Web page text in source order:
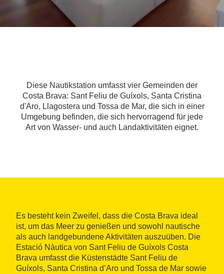
Diese Nautikstation umfasst vier Gemeinden der
Costa Brava: Sant Feliu de Guíxols, Santa Cristina
d'Aro, Llagostera und Tossa de Mar, die sich in einer
Umgebung befinden, die sich hervorragend für jede
Art von Wasser- und auch Landaktivitäten eignet.
Es besteht kein Zweifel, dass die Costa Brava ideal
ist, um das Meer zu genießen und sowohl nautische
als auch landgebundene Aktivitäten auszuüben. Die
Estació Nàutica von Sant Feliu de Guíxols Costa
Brava umfasst die Küstenstädte Sant Feliu de
Guíxols, Santa Cristina d’Aro und Tossa de Mar sowie